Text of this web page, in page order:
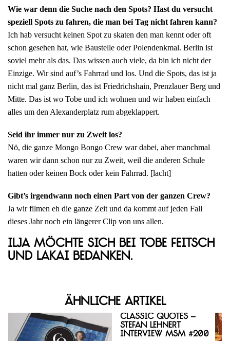
Wie war denn die Suche nach den Spots? Hast du versucht
speziell Spots zu fahren, die man bei Tag nicht fahren kann?
Ich hab versucht keinen Spot zu skaten den man kennt oder oft
schon gesehen hat, wie Baustelle oder Polendenkmal. Berlin ist
soviel mehr als das. Das wissen auch viele, da bin ich nicht der
Einzige. Wir sind auf’s Fahrrad und los. Und die Spots, das ist ja
nicht mal ganz Berlin, das ist Friedrichshain, Prenzlauer Berg und
Mitte. Das ist wo Tobe und ich wohnen und wir haben einfach
alles um den Alexanderplatz rum abgeklappert.
Seid ihr immer nur zu Zweit los?
Nö, die ganze Mongo Bongo Crew war dabei, aber manchmal
waren wir dann schon nur zu Zweit, weil die anderen Schule
hatten oder keinen Bock oder kein Fahrrad. [lacht]
Gibt’s irgendwann noch einen Part von der ganzen Crew?
Ja wir filmen eh die ganze Zeit und da kommt auf jeden Fall
dieses Jahr noch ein längerer Clip von uns allen.
Ilja möchte sich bei Tobe Feitsch
und Lakai bedanken.
Ähnliche Artikel
Classic Quotes –
Stefan Lehnert
Interview MSM #200